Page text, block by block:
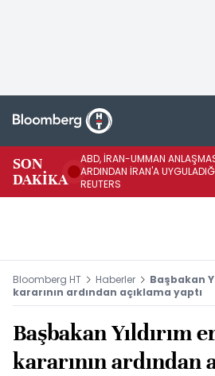
SON
DAKİKA
ABD, İRAN-UMMAN
ARDINDAN İRAN'A
REUTERS
Bloomberg HT Haberler
Başbakan
kararının ardından açıklama yaptı
Başbakan Yıldırım
kararının ardından